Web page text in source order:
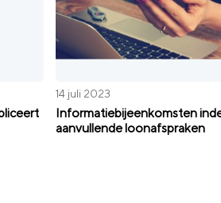
14 juli 2023
Informatiebijeenkomsten
aanvullende loonafspraken